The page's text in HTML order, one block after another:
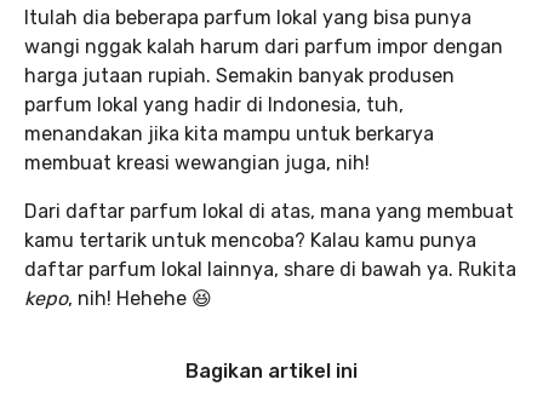
Itulah dia beberapa parfum lokal yang bisa punya
wangi nggak kalah harum dari parfum impor dengan
harga jutaan rupiah. Semakin banyak produsen
parfum lokal yang hadir di Indonesia, tuh,
menandakan jika kita mampu untuk berkarya
membuat kreasi wewangian juga, nih!
Dari daftar parfum lokal di atas, mana yang membuat
kamu tertarik untuk mencoba? Kalau kamu punya
daftar parfum lokal lainnya, share di bawah ya. Rukita
kepo, nih! Hehehe 😆
Bagikan artikel ini